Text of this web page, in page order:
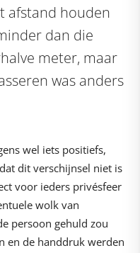
afstand houden
dan die
meter, maar
was anders
wel iets positiefs,
dit verschijnsel niet is
voor ieders privésfeer
wolk van
persoon gehuld zou
en de handdruk werden